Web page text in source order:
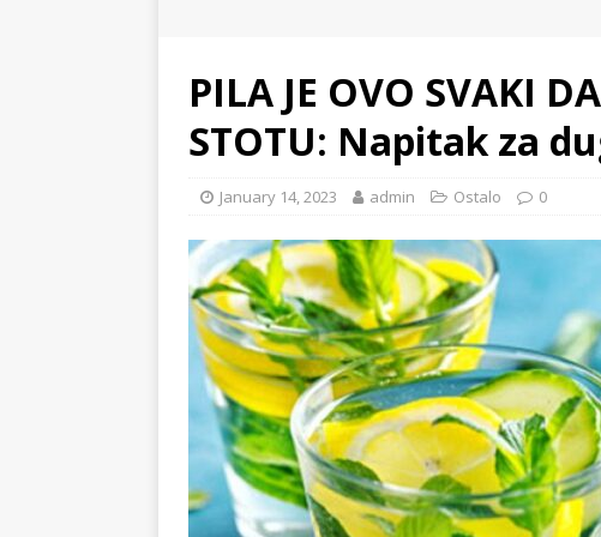
PILA JE OVO SVAKI
STOTU: Napitak za
January 14, 2023 admin Ostalo 0